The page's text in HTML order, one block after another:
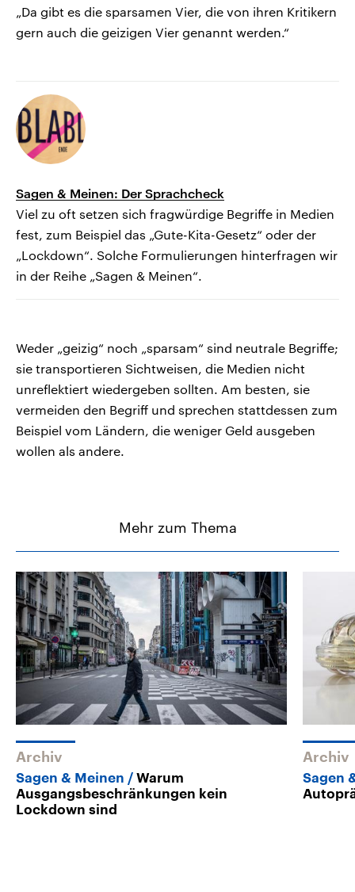
„Da gibt es die sparsamen Vier, die von ihren Kritikern
gern auch die geizigen Vier genannt werden.“
Sagen & Meinen: Der Sprachcheck
Viel zu oft setzen sich fragwürdige Begriffe in Medien
fest, zum Beispiel das „Gute-Kita-Gesetz“ oder der
„Lockdown“. Solche Formulierungen hinterfragen wir
in der Reihe „Sagen & Meinen“.
Weder „geizig“ noch „sparsam“ sind neutrale Begriffe;
sie transportieren Sichtweisen, die Medien nicht
unreflektiert wiedergeben sollten. Am besten, sie
vermeiden den Begriff und sprechen stattdessen zum
Beispiel vom Ländern, die weniger Geld ausgeben
wollen als andere.
Mehr zum Thema
Archiv
Sagen & Meinen
Warum
Ausgangsbeschränkungen kein
Lockdown sind
Archiv
Sagen